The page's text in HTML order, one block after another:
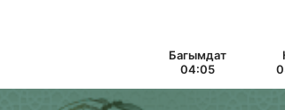
Багымдат
04:05